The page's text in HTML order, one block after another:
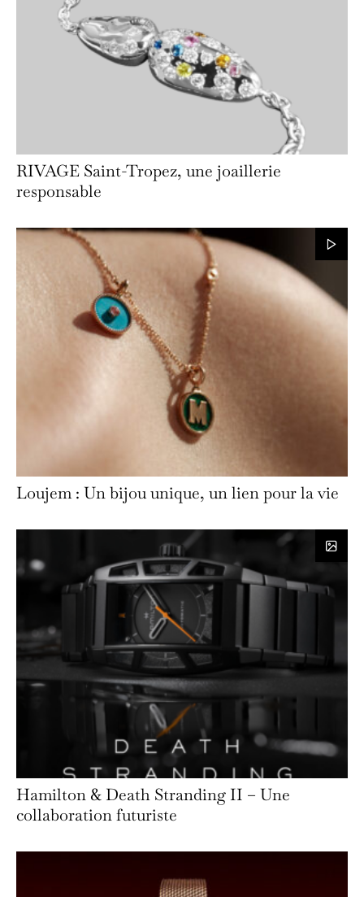
RIVAGE Saint-Tropez, une joaillerie
responsable
Loujem : Un bijou unique, un lien pour la vie
Hamilton & Death Stranding II – Une
collaboration futuriste